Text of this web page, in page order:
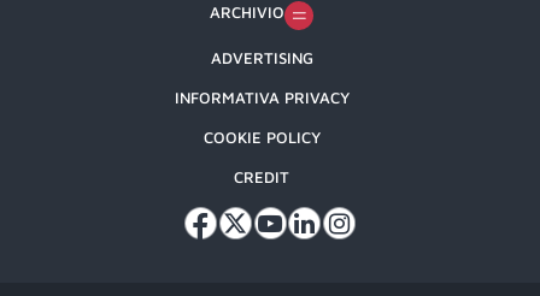
ARCHIVIO
ADVERTISING
INFORMATIVA PRIVACY
COOKIE POLICY
CREDIT